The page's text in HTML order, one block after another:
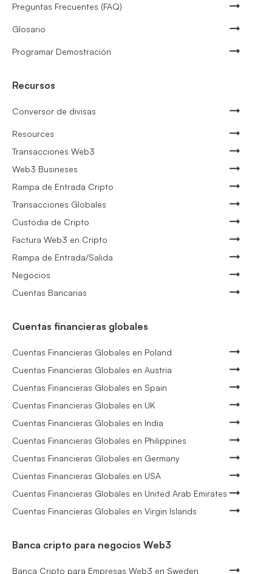
Preguntas Frecuentes (FAQ)
Glosario
Programar Demostración
Recursos
Conversor de divisas
Resources
Transacciones Web3
Web3 Busineses
Rampa de Entrada Cripto
Transacciones Globales
Custodia de Cripto
Factura Web3 en Cripto
Rampa de Entrada/Salida
Negocios
Cuentas Bancarias
Cuentas financieras globales
Cuentas Financieras Globales en Poland
Cuentas Financieras Globales en Austria
Cuentas Financieras Globales en Spain
Cuentas Financieras Globales en UK
Cuentas Financieras Globales en India
Cuentas Financieras Globales en Philippines
Cuentas Financieras Globales en Germany
Cuentas Financieras Globales en USA
Cuentas Financieras Globales en United Arab Emirates
Cuentas Financieras Globales en Virgin Islands
Banca cripto para negocios Web3
Banca Cripto para Empresas Web3 en Sweden